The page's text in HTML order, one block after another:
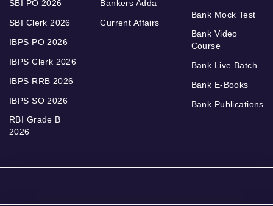
SBI PO 2026
SBI Clerk 2026
IBPS PO 2026
IBPS Clerk 2026
IBPS RRB 2026
IBPS SO 2026
RBI Grade B
2026
Bankers Adda
Current Affairs
Bank Mock Test
Bank Video
Course
Bank Live Batch
Bank E-Books
Bank Publications